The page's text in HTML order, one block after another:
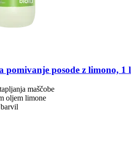
pomivanje posode z limono, 1 l
maščobe
oljem limone